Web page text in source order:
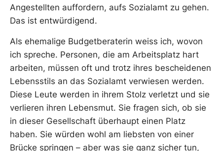
Angestellten auffordern, aufs Sozialamt zu gehen.
Das ist entwürdigend.
Als ehemalige Budgetberaterin weiss ich, wovon
ich spreche. Personen, die am Arbeitsplatz hart
arbeiten, müssen oft und trotz ihres bescheidenen
Lebensstils an das Sozialamt verwiesen werden.
Diese Leute werden in ihrem Stolz verletzt und sie
verlieren ihren Lebensmut. Sie fragen sich, ob sie
in dieser Gesellschaft überhaupt einen Platz
haben. Sie würden wohl am liebsten von einer
Brücke springen – aber was sie ganz sicher tun,